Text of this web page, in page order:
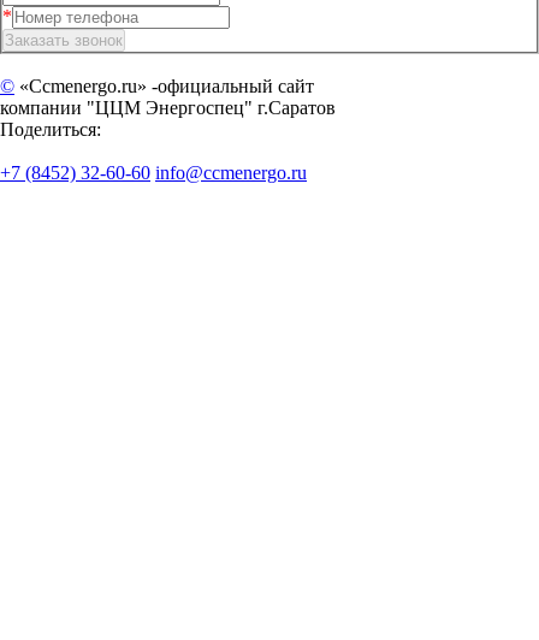
© «Ccmenergo.ru» -официальный сайт
компании "ЦЦМ Энергоспец" г.Саратов
Поделиться:
+7 (8452) 32-60-60 info@ccmenergo.ru